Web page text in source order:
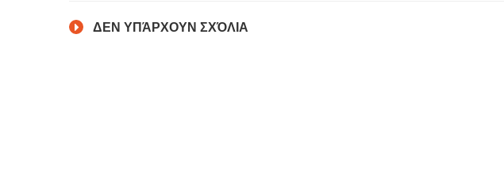
ΔΕΝ ΥΠΆΡΧΟΥΝ ΣΧΌΛΙΑ